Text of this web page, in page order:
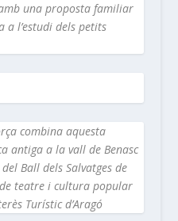
una proposta familiar
a l’estudi dels petits
combina aquesta
antiga a la vall de Benasc
Ball dels Salvatges de
teatre i cultura popular
Turístic d’Aragó